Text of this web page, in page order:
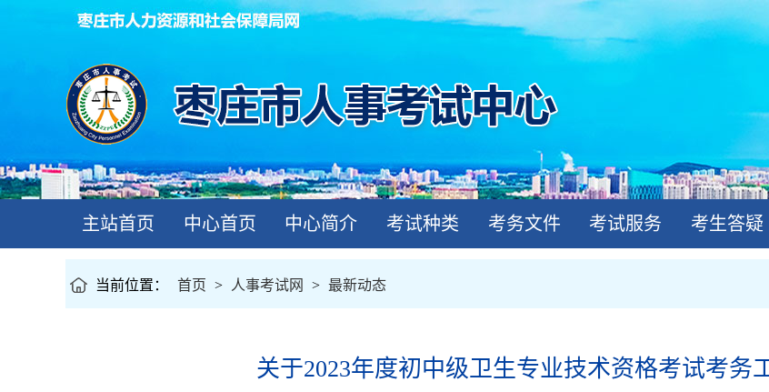
主站首页 中心首页 中心简介 考试种类 考务文件 考试服务 考生答疑
当前位置： 首页 > 人事考试网 > 最新动态
关于2023年度初中级卫生专业技术资格考试考务